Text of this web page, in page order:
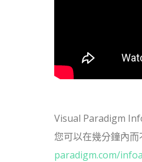
Visual Paradigm
您可以在幾分鐘內
paradigm.com/